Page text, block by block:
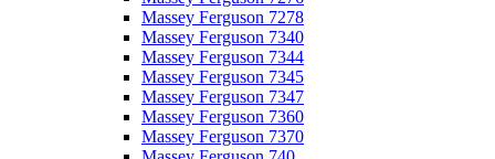
Massey Ferguson 7278
Massey Ferguson 7340
Massey Ferguson 7344
Massey Ferguson 7345
Massey Ferguson 7347
Massey Ferguson 7360
Massey Ferguson 7370